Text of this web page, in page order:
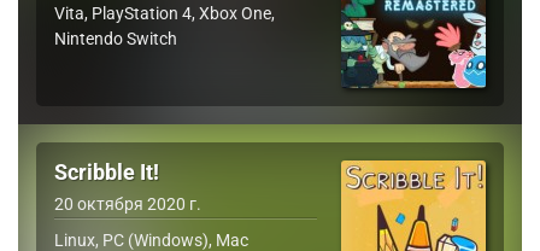
Vita, PlayStation 4, Xbox One,
Nintendo Switch
Scribble It!
20 октября 2020 г.
Linux, PC (Windows), Mac